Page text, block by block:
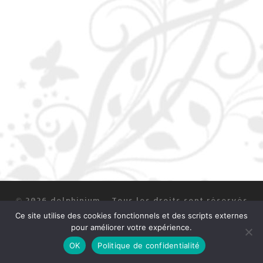
© 2026 delphinium Tous les droits sont réservés
Mentions légales
Ce site utilise des cookies fonctionnels et des scripts externes
pour améliorer votre expérience.
OK
Politique de confidentialité